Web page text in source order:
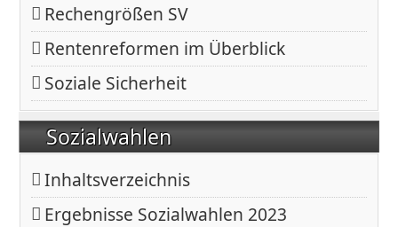
Rechengrößen SV
Rentenreformen im Überblick
Soziale Sicherheit
Sozialwahlen
Inhaltsverzeichnis
Ergebnisse Sozialwahlen 2023